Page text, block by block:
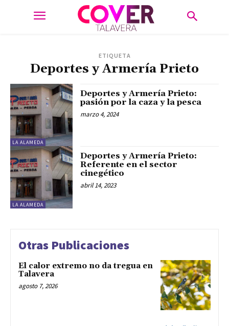
ETIQUETA
Deportes y Armería Prieto
LA ALAMEDA
Deportes y Armería Prieto:
pasión por la caza y la pesca
marzo 4, 2024
LA ALAMEDA
Deportes y Armería Prieto:
Referente en el sector
cinegético
abril 14, 2023
Otras Publicaciones
El calor extremo no da tregua en
Talavera
agosto 7, 2026